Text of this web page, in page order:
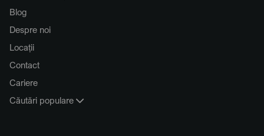
Blog
Despre noi
Locații
Contact
Cariere
Căutări populare